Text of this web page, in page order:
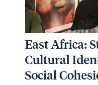
East Africa:
Cultural
Social